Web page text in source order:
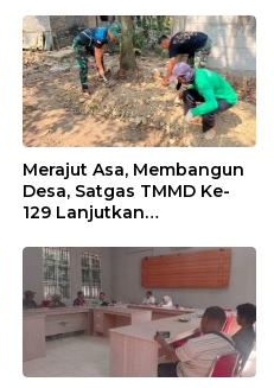
Merajut Asa, Membangun
Desa, Satgas TMMD Ke-
129 Lanjutkan